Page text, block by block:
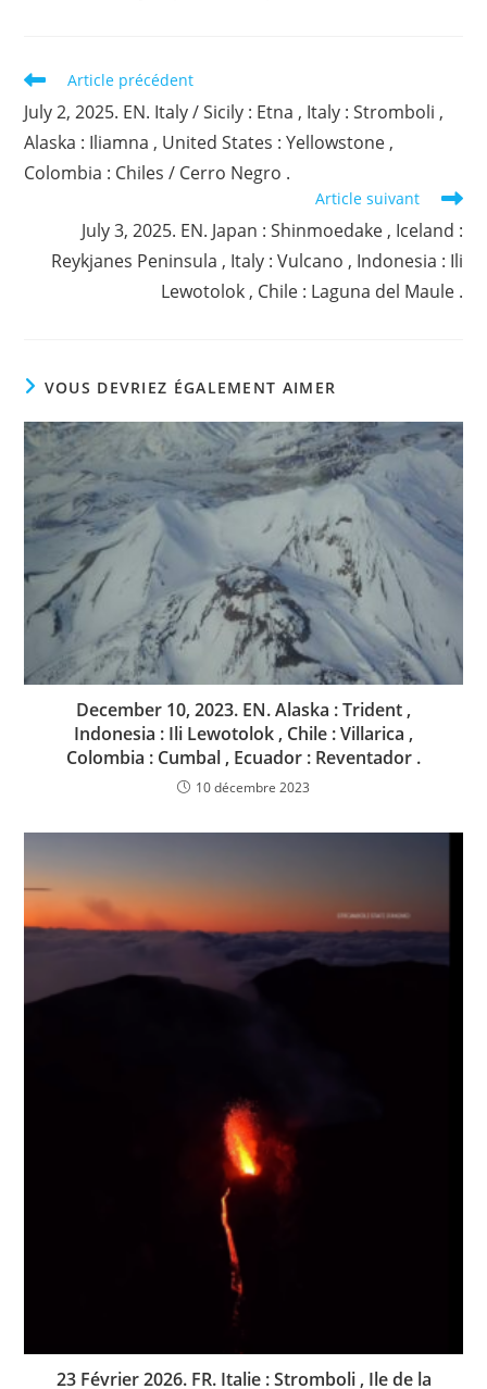
Read
more
articles
Article précédent
July 2, 2025. EN. Italy / Sicily : Etna , Italy : Stromboli ,
Alaska : Iliamna , United States : Yellowstone ,
Colombia : Chiles / Cerro Negro .
Article suivant
July 3, 2025. EN. Japan : Shinmoedake , Iceland :
Reykjanes Peninsula , Italy : Vulcano , Indonesia : Ili
Lewotolok , Chile : Laguna del Maule .
VOUS DEVRIEZ ÉGALEMENT AIMER
December 10, 2023. EN. Alaska : Trident ,
Indonesia : Ili Lewotolok , Chile : Villarica ,
Colombia : Cumbal , Ecuador : Reventador .
10 décembre 2023
23 Février 2026. FR. Italie : Stromboli , Ile de la